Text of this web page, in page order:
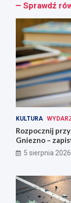
Sprawdź
KULTURA
Rozpocznij
Gniezno –
5 sierpnia 2026